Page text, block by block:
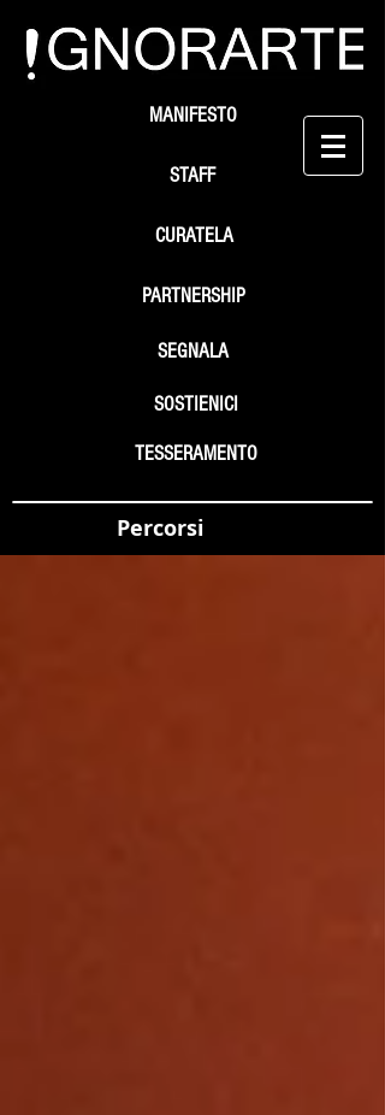
STAFF
SEGNALA
SOSTIENICI
MANIFESTO
PARTNERSHIP
TESSERAMENTO
CURATELA
Percorsi